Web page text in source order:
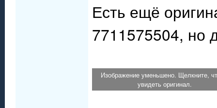
Есть ещё
7711575504, но
Изображение уменьшено. Щелкните,
увидеть оригинал.